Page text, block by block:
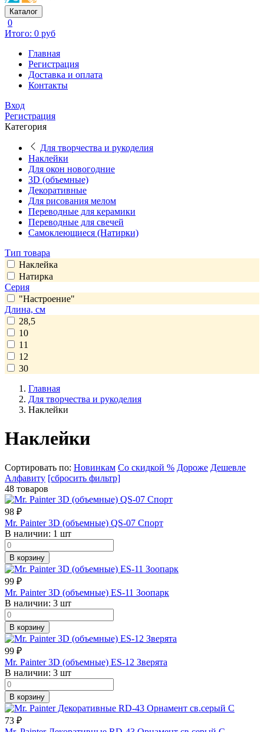
Каталог
0
Итого: 0 руб
Главная
Регистрация
Доставка и оплата
Контакты
Вход
Регистрация
Категория
Для творчества и рукоделия
Наклейки
Для окон новогодние
3D (объемные)
Декоративные
Для рисования мелом
Переводные для керамики
Переводные для свечей
Самоклеющиеся (Натирки)
Тип товара
Наклейка
Натирка
Серия
"Настроение"
Длина, см
28,5
10
11
12
30
Главная
Для творчества и рукоделия
Наклейки
Наклейки
Сортировать по: Новинкам Со скидкой % Дороже Дешевле
Алфавиту [сбросить фильтр]
48 товаров
98 ₽
Mr. Painter 3D (объемные) QS-07 Спорт
В наличии: 1 шт
В корзину
99 ₽
Mr. Painter 3D (объемные) ES-11 Зоопарк
В наличии: 3 шт
В корзину
99 ₽
Mr. Painter 3D (объемные) ES-12 Зверята
В наличии: 3 шт
В корзину
73 ₽